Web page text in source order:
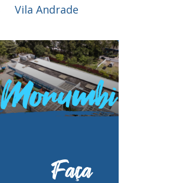
Vila Andrade
Morumbi
Faça